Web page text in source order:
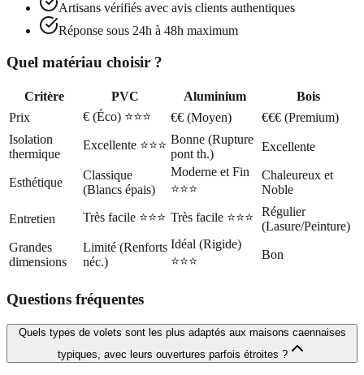
Artisans vérifiés avec avis clients authentiques
Réponse sous 24h à 48h maximum
Quel matériau choisir ?
Critère PVC Aluminium
Bois
Prix
€ (Éco) ⭐⭐⭐ €€ (Moyen)
€€€ (Premium)
Isolation
thermique
Excellente ⭐⭐⭐ Bonne (Rupture
pont th.)
Excellente
Esthétique
Classique
(Blancs épais)
Moderne et Fin
⭐⭐⭐
Chaleureux et
Noble
Entretien Très facile ⭐⭐⭐ Très facile ⭐⭐⭐
Régulier
(Lasure/Peinture)
Grandes
dimensions
Limité (Renforts
néc.)
Idéal (Rigide)
⭐⭐⭐
Bon
Questions fréquentes
Quels types de volets sont les plus adaptés aux maisons caennaises
typiques, avec leurs ouvertures parfois étroites ?